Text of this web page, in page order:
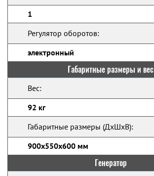
1
Регулятор оборотов:
электронный
Габаритные размеры и вес
Вес:
92 кг
Габаритные размеры (ДхШхВ):
900х550х600 мм
Генератор